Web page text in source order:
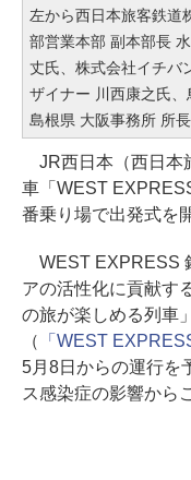
左から西日本旅客鉄道
部営業本部 副本部長
丈氏、株式会社イチバ
ザイナー 川西康之氏、
島根県 大阪事務所 所
JR西日本（西日本
車「WEST
番乗り場で出発式を
WEST EXPRESS
アの活性化に貢献す
の旅が楽しめる列車
（
「WEST
5月8日からの運行を
ス感染症の影響から